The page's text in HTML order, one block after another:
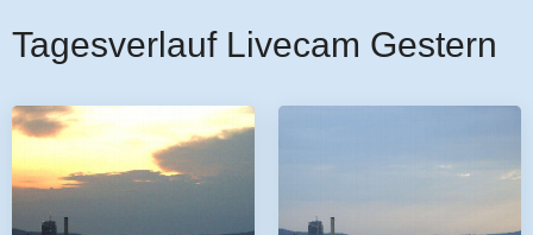
Tagesverlauf Livecam Gestern